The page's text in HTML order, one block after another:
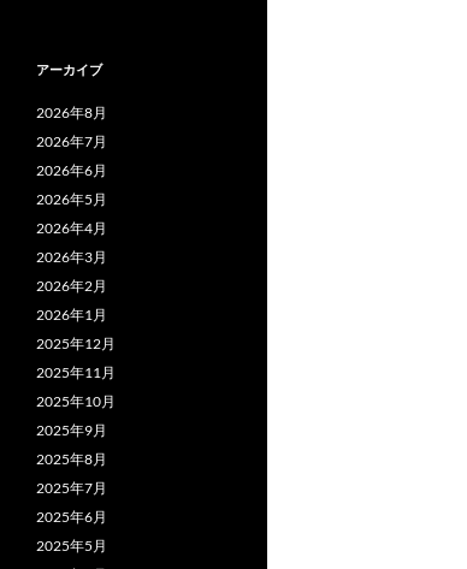
アーカイブ
2026年8月
2026年7月
2026年6月
2026年5月
2026年4月
2026年3月
2026年2月
2026年1月
2025年12月
2025年11月
2025年10月
2025年9月
2025年8月
2025年7月
2025年6月
2025年5月